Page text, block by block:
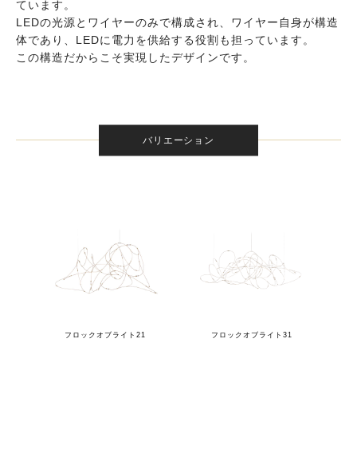
ています。
LEDの光源とワイヤーのみで構成され、ワイヤー自身が構造
体であり、LEDに電力を供給する役割も担っています。
この構造だからこそ実現したデザインです。
バリエーション
フロックオブライト21 フロックオブライト31